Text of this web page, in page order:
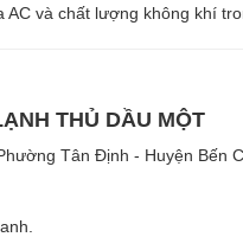
và chất lượng không khí
THỦ DẦU MỘT
Tân Định - Huyện Bến